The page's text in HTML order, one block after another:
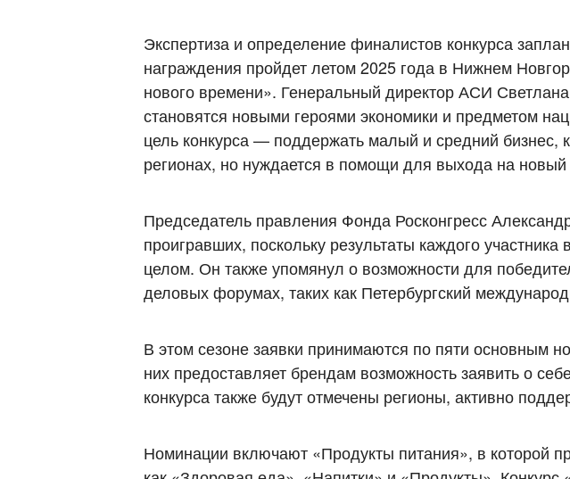
Экспертиза и определение финалистов конкурса
награждения пройдет летом 2025 года в Нижнем
нового времени». Генеральный директор АСИ
становятся новыми героями экономики и предметом
цель конкурса — поддержать малый и средний бизнес,
регионах, но нуждается в помощи для выхода на новый
Председатель правления Фонда Росконгресс
проигравших, поскольку результаты каждого
целом. Он также упомянул о возможности для
деловых форумах, таких как Петербургский
В этом сезоне заявки принимаются по пяти основным
них предоставляет брендам возможность заявить о
конкурса также будут отмечены регионы, активно
Номинации включают «Продукты питания», в которой